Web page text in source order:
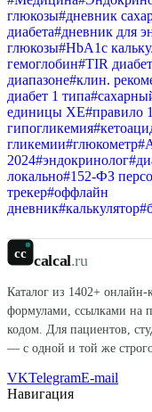
глюкозы#дневник
диабета#дневник для
глюкозы#HbA1c
гемоглобин#TIR диабет
диапазоне#клин.
диабет 1 типа#
единицы ХЕ#правило
гипогликемия#
гликемии#глюкометр#
2024#эндокринолог#
локально#152-ФЗ
трекер#оффлайн
дневник#калькулятор#
cc calcal.ru
Каталог из 1402+ онлайн-
формулами, ссылками на
кодом. Для пациентов,
— с одной и той же
VKTelegramE-mail
Навигация